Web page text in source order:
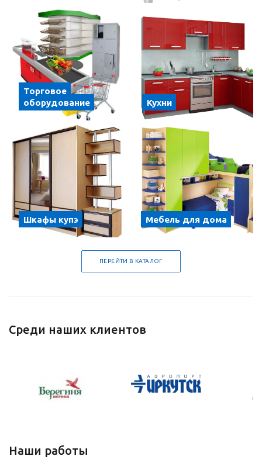
Торговое
оборудование
Кухни
Шкафы купэ Мебель для дома
ПЕРЕЙТИ В КАТАЛОГ
Среди наших клиентов
Наши работы